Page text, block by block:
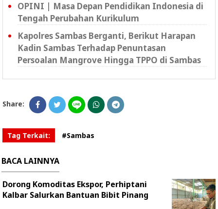
OPINI | Masa Depan Pendidikan Indonesia di
Tengah Perubahan Kurikulum
Kapolres Sambas Berganti, Berikut Harapan
Kadin Sambas Terhadap Penuntasan
Persoalan Mangrove Hingga TPPO di Sambas
Share:
Tag Terkait: #Sambas
BACA LAINNYA
Dorong Komoditas Ekspor, Perhiptani
Kalbar Salurkan Bantuan Bibit Pinang